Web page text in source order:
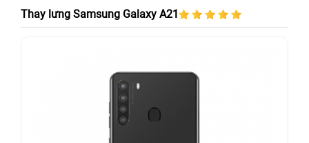
Thay lưng Samsung Galaxy A21